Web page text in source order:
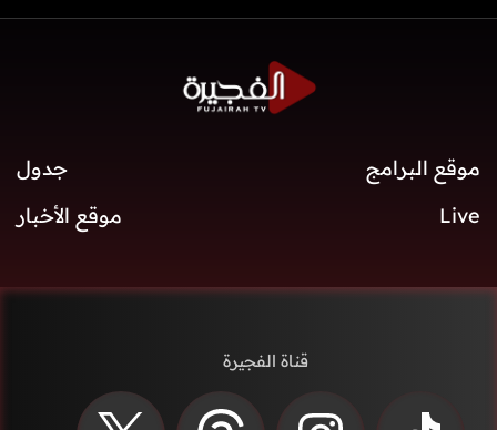
موقع البرامج
جدول
Live
موقع الأخبار
قناة الفجيرة